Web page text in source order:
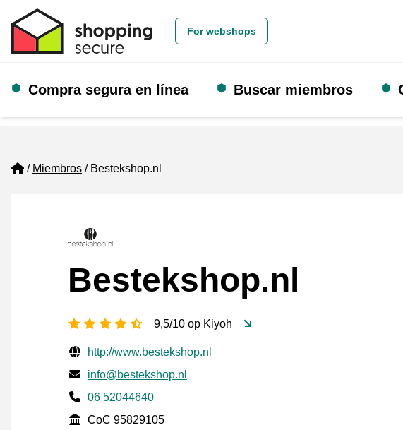
For webshops
Compra segura en línea Buscar miembros
Home
Miembros Bestekshop.nl
Bestekshop.nl
[_General:NumberOfStarsPluralFormat]
9,5/10 op Kiyoh
Información de contacto verificada
Website URL
http://www.bestekshop.nl
Envía un correo electrónico a
info@bestekshop.nl
Phone number
06 52044640
CoC
CoC 95829105